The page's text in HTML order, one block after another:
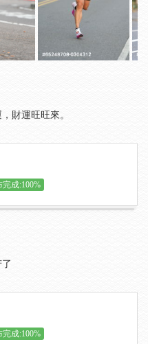
財運旺旺來。
完成:100%
完成:100%